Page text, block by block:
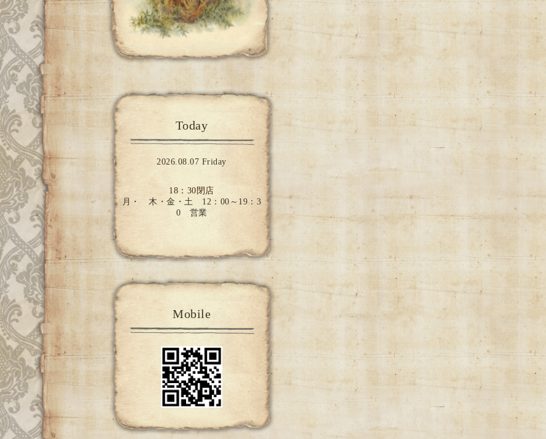
Today
2026.08.07 Friday
18：30閉店
月・ 木・金・土 12：00～19：3
0 営業
Mobile